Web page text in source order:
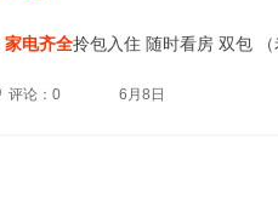
家电齐全拎包入住 随时看房 双包
评论：0 6月8日